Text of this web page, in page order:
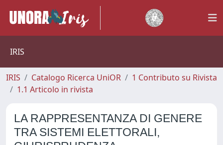
IRIS
IRIS Catalogo Ricerca UniOR
1 Contributo su Rivista
1.1 Articolo in rivista
LA RAPPRESENTANZA DI GENERE
TRA SISTEMI ELETTORALI,